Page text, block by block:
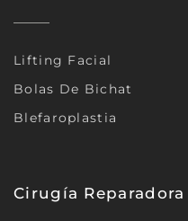
Lifting Facial
Bolas De Bichat
Blefaroplastia
Cirugía Reparadora